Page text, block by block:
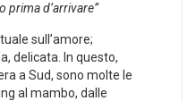
prima d’arrivare”
sull’amore;
delicata. In questo,
a Sud, sono molte le
al mambo, dalle